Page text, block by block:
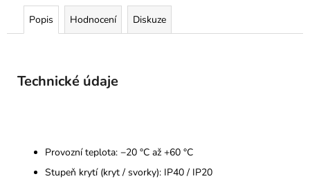
Popis Hodnocení Diskuze
Technické údaje
Provozní teplota: −20 °C až +60 °C
Stupeň krytí (kryt / svorky): IP40 / IP20